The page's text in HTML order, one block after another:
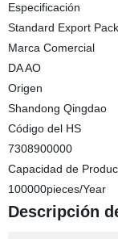
Especificación
Standard Export
Marca Comercial
DA AO
Origen
Shandong Qingdao
Código del HS
7308900000
Capacidad de
100000pieces/Year
Descripción